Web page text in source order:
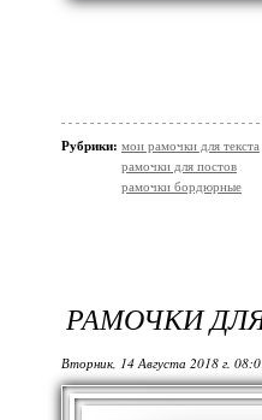
Рубрики: мои рамочки для текста
рамочки для постов
рамочки бордюрные
РАМОЧКИ
Вторник, 14 Августа 2018 г.